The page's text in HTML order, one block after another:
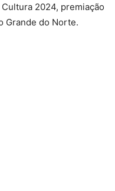
2024, premiação
Grande do Norte.